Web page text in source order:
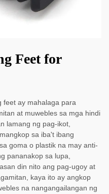
Feet for
feet ay mahalaga para
at muwebles sa mga hindi
lamang ng pag-ikot,
sa iba't ibang
goma o plastik na may anti-
pananakop sa lupa,
din nito ang pag-ugoy at
kaya ito ay angkop
na nangangailangan ng